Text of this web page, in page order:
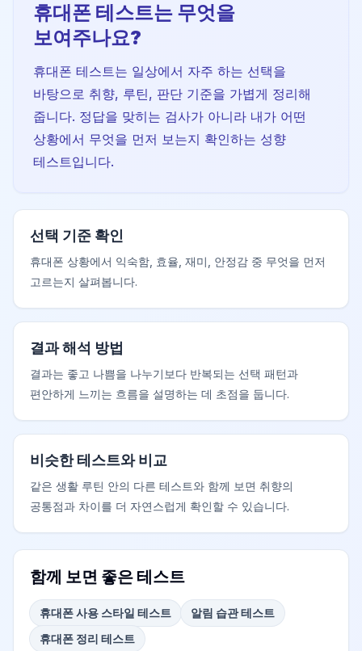
휴대폰 테스트는 무엇을
보여주나요?
휴대폰 테스트는 일상에서 자주 하는 선택을
바탕으로 취향, 루틴, 판단 기준을 가볍게 정리해
줍니다. 정답을 맞히는 검사가 아니라 내가 어떤
상황에서 무엇을 먼저 보는지 확인하는 성향
테스트입니다.
선택 기준 확인
휴대폰 상황에서 익숙함, 효율, 재미, 안정감 중 무엇을 먼저
고르는지 살펴봅니다.
결과 해석 방법
결과는 좋고 나쁨을 나누기보다 반복되는 선택 패턴과
편안하게 느끼는 흐름을 설명하는 데 초점을 둡니다.
비슷한 테스트와 비교
같은 생활 루틴 안의 다른 테스트와 함께 보면 취향의
공통점과 차이를 더 자연스럽게 확인할 수 있습니다.
함께 보면 좋은 테스트
휴대폰 사용 스타일 테스트
알림 습관 테스트
휴대폰 정리 테스트